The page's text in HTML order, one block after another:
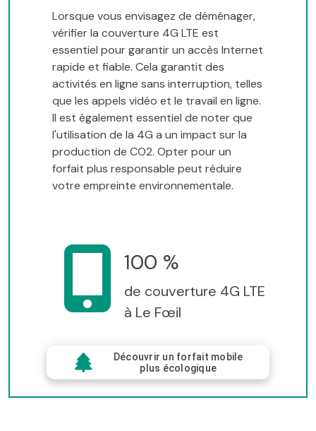
Lorsque vous envisagez de déménager,
vérifier la couverture 4G LTE est
essentiel pour garantir un accès Internet
rapide et fiable. Cela garantit des
activités en ligne sans interruption, telles
que les appels vidéo et le travail en ligne.
Il est également essentiel de noter que
l'utilisation de la 4G a un impact sur la
production de CO2. Opter pour un
forfait plus responsable peut réduire
votre empreinte environnementale.
100 %
de couverture 4G LTE
à Le Fœil
Découvrir un forfait mobile
plus écologique